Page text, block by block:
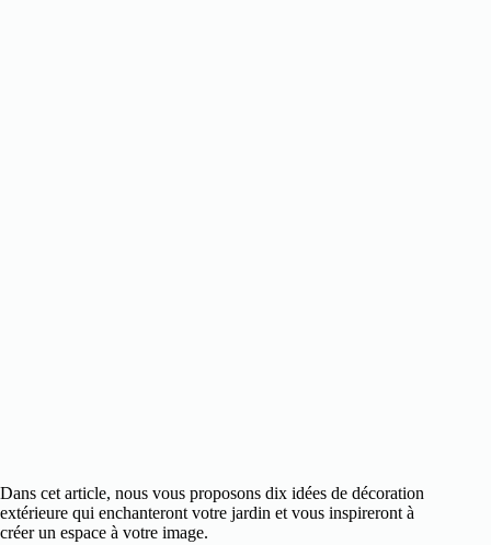
Dans cet article, nous vous proposons dix idées de décoration
extérieure qui enchanteront votre jardin et vous inspireront à
créer un espace à votre image.